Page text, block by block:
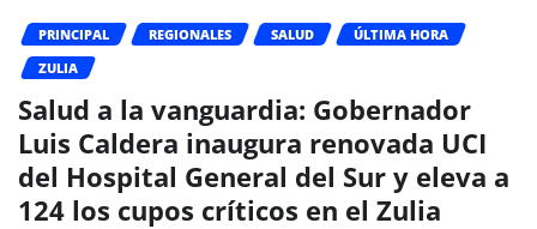
PRINCIPAL REGIONALES SALUD
ÚLTIMA HORA
ZULIA
Salud a la vanguardia: Gobernador
Luis Caldera inaugura renovada UCI
del Hospital General del Sur y eleva a
124 los cupos críticos en el Zulia